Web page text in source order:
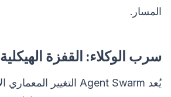
المسار.
سرب الوكلاء: القفزة الهيكلية